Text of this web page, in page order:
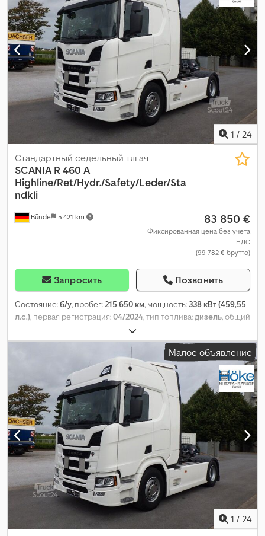
выбросов:
Евро 6, подвеска: сталь-воздух
, количество
кроватей:
2, общая длина: 25 500 мм , общая ширина:38 860 мм,
общая высота: 59 600 мм , Год выпуска:
, длина грузового
отсека: 5 960 мм, ширина пространства для загрузки:2 550
мм, высота грузового отсека:3 886 мм
, размер передней
шины:315/70R 22.5, Оборудование:ABS, блокировка
дифференциала, кондиционер, круиз-контроль,
навигационная система, отопитель стояночный,
1 / 24
Bünde 5 421 km
Стандартный седельный тягач
SCANIA R 460 A
Highline/Ret/Hydr./Safety/Leder/Sta
ndkli
83 850 €
Фиксированная цена без учета
НДС
(99 782 € брутто)
Запросить Позвонить
Состояние:б/у, пробег:215 650 км, мощность: 338 кВт (459,55
л.с.), первая регистрация:04/2024, тип топлива:дизель, общий
, конфигурация осей:
(TÜV):04/2027, тормоза:ретардер, цвет:белый, тип передачи:
2024 , Оборудование:ABS,
кондиционер, отопитель стояночный, сажевый фильтр,
электронная программа стабилизации (ESP)
Малое объявление
1 / 24